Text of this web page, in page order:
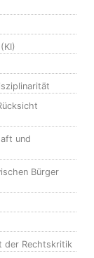
und
Bürger
der Rechtskritik